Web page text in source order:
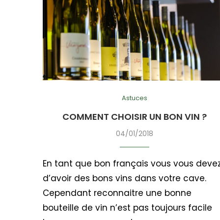
Astuces
COMMENT CHOISIR UN BON VIN ?
04/01/2018
En tant que bon français vous vous
d’avoir des bons vins dans votre cave.
Cependant reconnaitre une bonne
bouteille de vin n’est pas toujours facile